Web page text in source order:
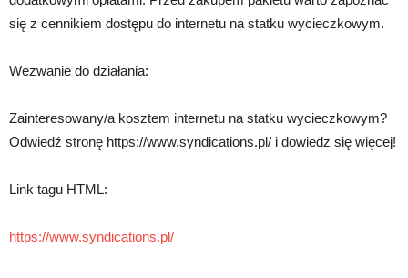
się z cennikiem dostępu do internetu na statku wycieczkowym.
Wezwanie do działania:
Zainteresowany/a kosztem internetu na statku wycieczkowym?
Odwiedź stronę https://www.syndications.pl/ i dowiedz się więcej!
Link tagu HTML:
https://www.syndications.pl/